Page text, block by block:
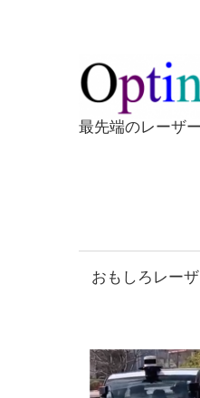
テ
ン
ツ
プ
最先端のレーザ
おもしろレー